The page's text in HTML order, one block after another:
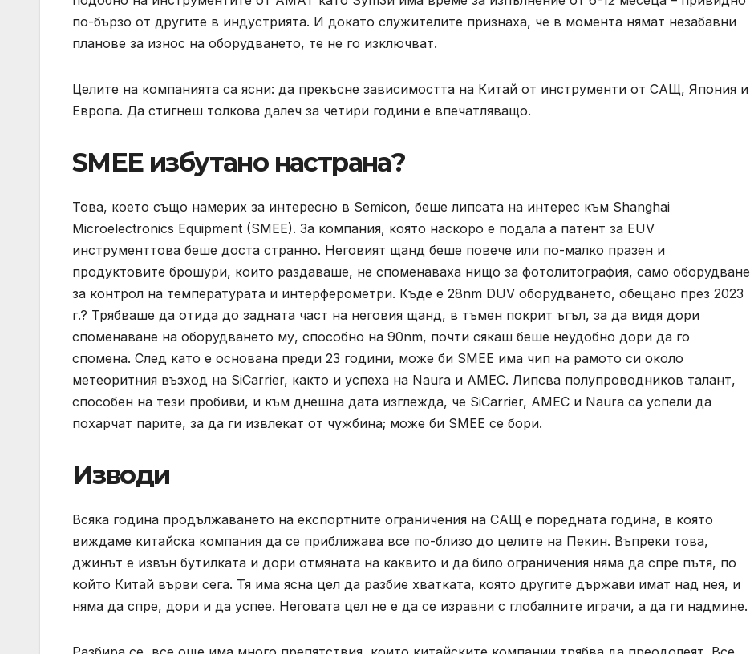
по-бързо от другите в индустрията. И докато служителите признаха, че в момента нямат незабавни
планове за износ на оборудването, те не го изключват.
Целите на компанията са ясни: да прекъсне зависимостта на Китай от инструменти от САЩ, Япония и
Европа. Да стигнеш толкова далеч за четири години е впечатляващо.
SMEE избутано настрана?
Това, което също намерих за интересно в Semicon, беше липсата на интерес към Shanghai
Microelectronics Equipment (SMEE). За компания, която наскоро е подала a патент за EUV
инструменттова беше доста странно. Неговият щанд беше повече или по-малко празен и
продуктовите брошури, които раздаваше, не споменаваха нищо за фотолитография, само оборудване
за контрол на температурата и интерферометри. Къде е 28nm DUV оборудването, обещано през 2023
г.? Трябваше да отида до задната част на неговия щанд, в тъмен покрит ъгъл, за да видя дори
споменаване на оборудването му, способно на 90nm, почти сякаш беше неудобно дори да го
спомена. След като е основана преди 23 години, може би SMEE има чип на рамото си около
метеоритния възход на SiCarrier, както и успеха на Naura и AMEC. Липсва полупроводников талант,
способен на тези пробиви, и към днешна дата изглежда, че SiCarrier, AMEC и Naura са успели да
похарчат парите, за да ги извлекат от чужбина; може би SMEE се бори.
Изводи
Всяка година продължаването на експортните ограничения на САЩ е поредната година, в която
виждаме китайска компания да се приближава все по-близо до целите на Пекин. Въпреки това,
джинът е извън бутилката и дори отмяната на каквито и да било ограничения няма да спре пътя, по
който Китай върви сега. Тя има ясна цел да разбие хватката, която другите държави имат над нея, и
няма да спре, дори и да успее. Неговата цел не е да се изравни с глобалните играчи, а да ги надмине.